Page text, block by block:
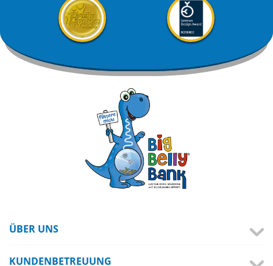
ÜBER UNS
KUNDENBETREUUNG